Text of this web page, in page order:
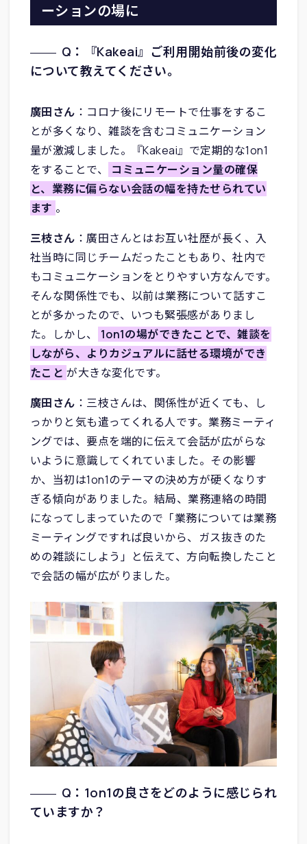
ーションの場に
Q：『Kakeai』ご利用開始前後の変化
について教えてください。
廣田さん ：コロナ後にリモートで仕事をするこ
とが多くなり、雑談を含むコミュニケーション
量が激減しました。『Kakeai』で定期的な1on1
をすることで、
コミュニケーション量の確保
と、業務に偏らない会話の幅を持たせられてい
ます 。
三枝さん ：廣田さんとはお互い社歴が長く、入
社当時に同じチームだったこともあり、社内で
もコミュニケーションをとりやすい方なんです。
そんな関係性でも、以前は業務について話すこ
とが多かったので、いつも緊張感がありまし
た。しかし、
1on1の場ができたことで、雑談を
しながら、よりカジュアルに話せる環境ができ
たこと が大きな変化です。
廣田さん ：三枝さんは、関係性が近くても、し
っかりと気も遣ってくれる人です。業務ミーティ
ングでは、要点を端的に伝えて会話が広がらな
いように意識してくれていました。その影響
か、当初は1on1のテーマの決め方が硬くなりす
ぎる傾向がありました。結局、業務連絡の時間
になってしまっていたので「業務については業務
ミーティングですれば良いから、ガス抜きのた
めの雑談にしよう」と伝えて、方向転換したこと
で会話の幅が広がりました。
Q：1on1の良さをどのように感じられ
ていますか？